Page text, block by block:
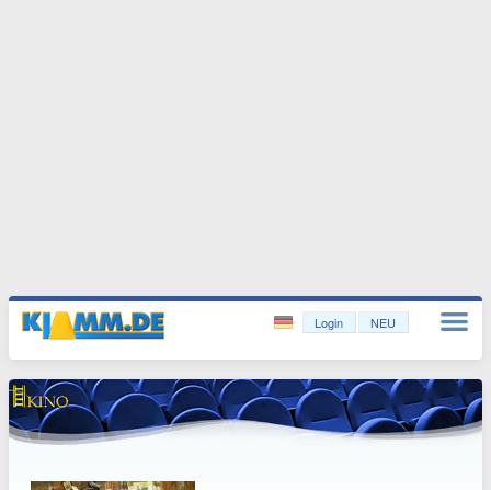
Login NEU